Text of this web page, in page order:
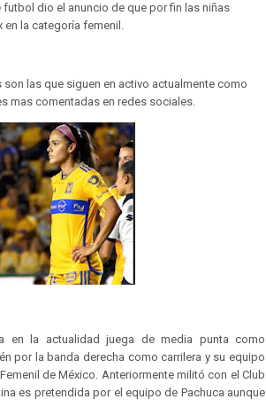
dio el anuncio de que por fin las niñas
en la categoría femenil.
las que siguen en activo actualmente como
mas comentadas en redes sociales.
en la actualidad juega de media punta como
por la banda derecha como carrilera y su equipo
de México. Anteriormente militó con el Club
es pretendida por el equipo de Pachuca aunque